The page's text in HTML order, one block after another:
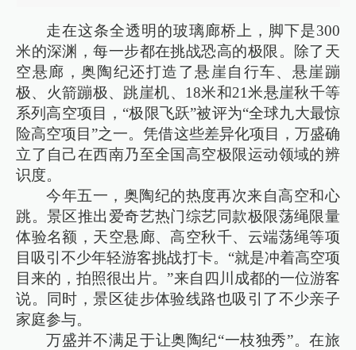
走在这条全透明的玻璃廊桥上，脚下是300
米的深渊，每一步都在挑战恐高的极限。除了天
空悬廊，奥陶纪还打造了悬崖自行车、悬崖蹦
极、火箭蹦极、跳崖机、18米和21米悬崖秋千等
系列高空项目，“极限飞跃”被评为“全球九大最惊
险高空项目”之一。凭借这些差异化项目，万盛确
立了自己在西南乃至全国高空极限运动领域的辨
识度。
今年五一，奥陶纪的热度再次来自高空和心
跳。景区推出爱奇艺热门综艺同款极限荡绳限量
体验名额，天空悬廊、高空秋千、云端荡绳等项
目吸引不少年轻游客挑战打卡。“就是冲着高空项
目来的，拍照很出片。”来自四川成都的一位游客
说。同时，景区徒步体验线路也吸引了不少亲子
家庭参与。
万盛并不满足于让奥陶纪“一枝独秀”。在旅